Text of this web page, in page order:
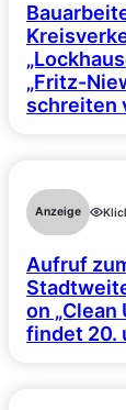
„Fritz-
schreiten
Anzeige
Aufruf
on „Clean
findet 20.